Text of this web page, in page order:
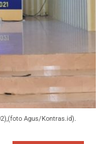
Agus/Kontras.id).